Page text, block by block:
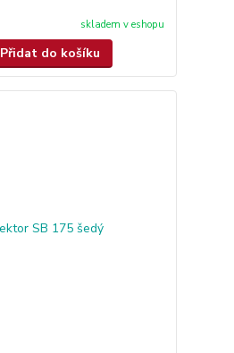
skladem v eshopu
Přidat do košíku